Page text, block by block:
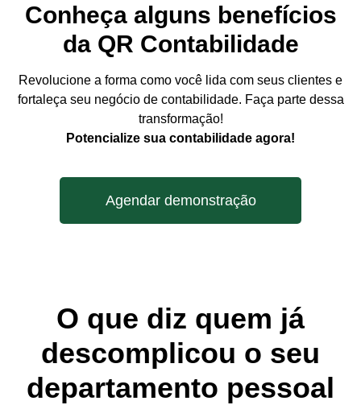
Conheça alguns benefícios
da QR Contabilidade
Revolucione a forma como você lida com seus clientes e
fortaleça seu negócio de contabilidade. Faça parte dessa
transformação!
Potencialize sua contabilidade agora!
Agendar demonstração
O que diz quem já
descomplicou o seu
departamento pessoal